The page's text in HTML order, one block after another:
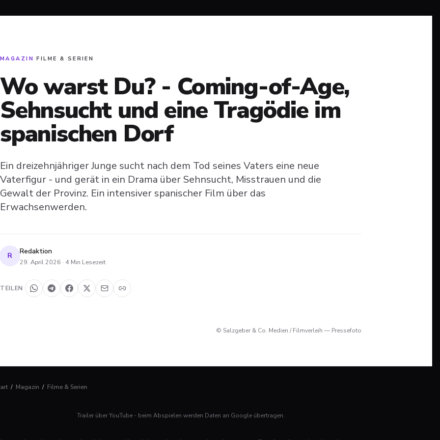
MAGAZIN ·FILME & SERIEN
Wo warst Du? - Coming-of-Age,
Sehnsucht und eine Tragödie im
spanischen Dorf
Ein dreizehnjähriger Junge sucht nach dem Tod seines Vaters eine neue
Vaterfigur - und gerät in ein Drama über Sehnsucht, Misstrauen und die
Gewalt der Provinz. Ein intensiver spanischer Film über das
Erwachsenwerden.
R Redaktion
29. April 2026 · 4 Min Lesezeit
TEILEN
© Salzgeber & Co. Medien / Filmverleih — Pressefoto
/ Magazin / Filme & Serien
Trailer über YouTube - beim Abspielen werden Daten an Google übertragen.